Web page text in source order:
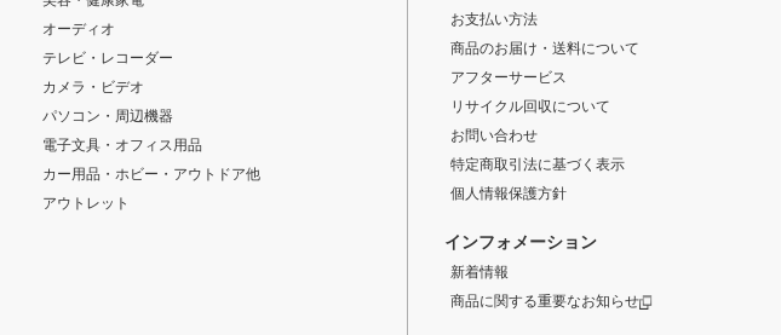
オーディオ
テレビ・レコーダー
カメラ・ビデオ
パソコン・周辺機器
電子文具・オフィス用品
カー用品・ホビー・アウトドア他
アウトレット
お支払い方法
商品のお届け・送料について
アフターサービス
リサイクル回収について
お問い合わせ
特定商取引法に基づく表示
個人情報保護方針
インフォメーション
新着情報
商品に関する重要なお知らせ